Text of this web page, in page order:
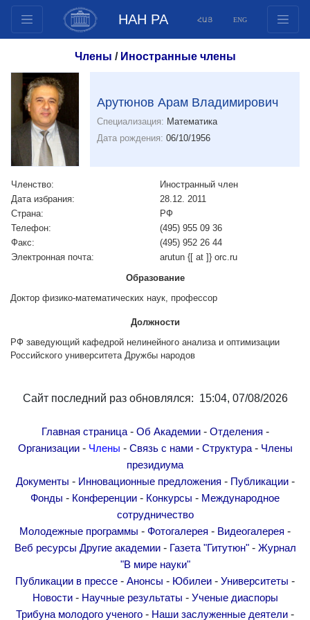
НАН РА ՀԱՅ ENG
Документы
Инновационные предложения
Публикации
Фонды
Конкурсы
Международное сотрудничество
Молодежные программы
Фотогалерея
Веб ресурсы
Газета "Гитутюн"
Журнал "В мире науки"
Анонсы
Университеты
Научные результаты
Ученые диаспоры
Трибуна молодого ученого
Наши заслуженные деятели
Карта сайта
Поиск
Члены / Иностранные члены
Арутюнов Арам Владимирович
Специализация: Математика
Дата рождения: 06/10/1956
Членство:
Иностранный член
Дата избрания:
28.12. 2011
Страна:
РФ
Телефон:
(495) 955 09 36
Факс:
(495) 952 26 44
Электронная почта:
arutun {[ at ]} orc.ru
Образование
Доктор физико-математических наук, профессор
Должности
РФ заведующий кафедрой нелинейного анализа и оптимизации
Российского университета Дружбы народов
Сайт последний раз обновлялся: 15:04, 07/08/2026
Главная страница- Об Академии- Отделения -
Организации- Члены - Связь с нами- Структура- Члены
президиума
Документы - Инновационные предложения - Публикации-
Фонды - Конференции - Конкурсы - Международное
сотрудничество
Молодежные программы - Фотогалерея - Видеогалерея -
Веб ресурсы Другие академии- Газета "Гитутюн"- Журнал
"В мире науки"
Публикации в прессе - Анонсы - Юбилеи - Университеты -
Новости- Научные результаты - Ученые диаспоры
Трибуна молодого ученого - Наши заслуженные деятели -